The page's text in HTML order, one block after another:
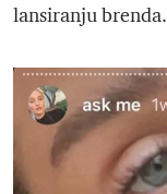
lansiranju brenda.